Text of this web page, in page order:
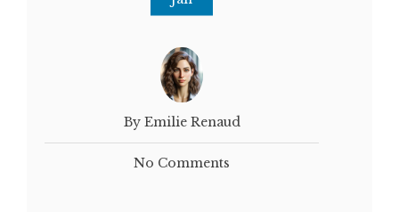
By Emilie Renaud
No Comments